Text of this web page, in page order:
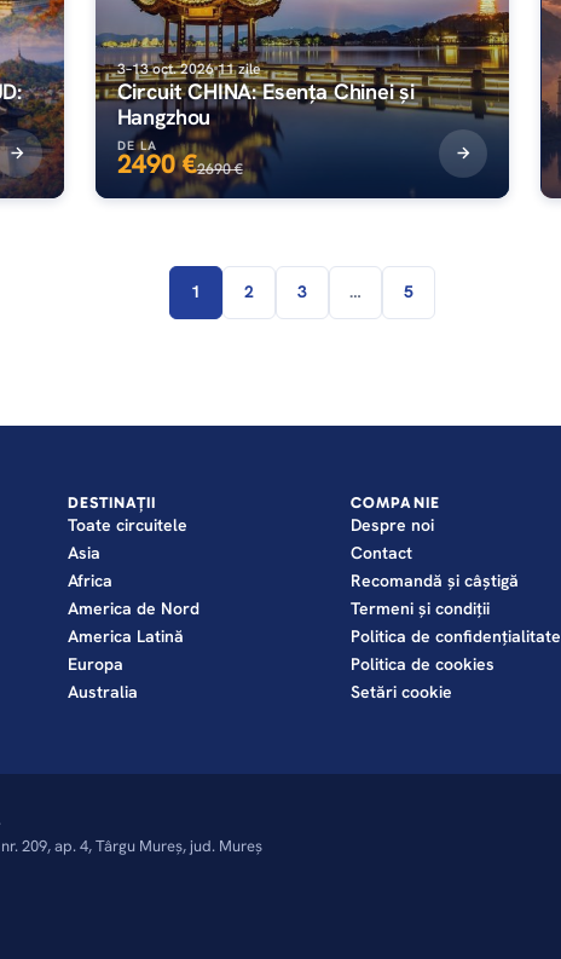
3–13 oct. 202611 zile
Circuit CHINA: Esența Chinei și
Hangzhou
DE LA
2490 €2690 €
1 2 3 … 5
DESTINAȚII
Toate circuitele
Asia
Africa
America de Nord
America Latină
Europa
Australia
COMPANIE
Despre noi
Contact
Recomandă și câștigă
Termeni și condiții
Politica de confidențialitate
Politica de cookies
Setări cookie
209, ap. 4, Târgu Mureș, jud. Mureș